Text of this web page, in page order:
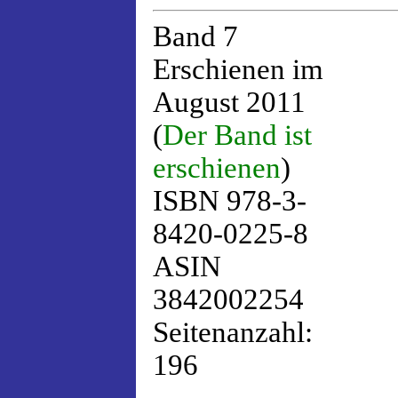
Band 7
Erschienen im
August 2011
(Der Band ist
erschienen)
ISBN 978-3-
8420-0225-8
ASIN
3842002254
Seitenanzahl:
196